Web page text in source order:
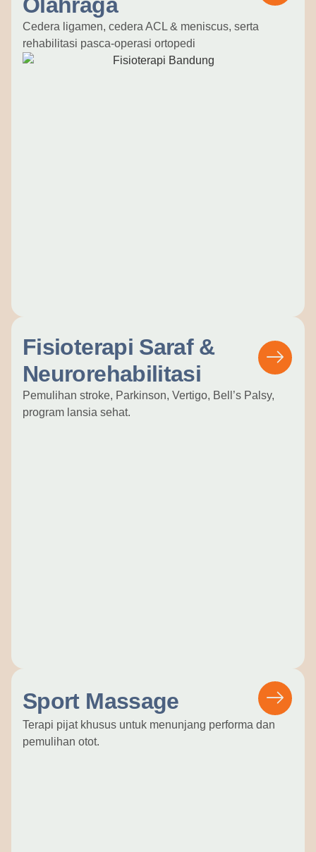
Olahraga
Cedera ligamen, cedera ACL & meniscus, serta
rehabilitasi pasca-operasi ortopedi
Fisioterapi Saraf &
Neurorehabilitasi
Pemulihan stroke, Parkinson, Vertigo, Bell’s Palsy,
program lansia sehat.
Sport Massage
Terapi pijat khusus untuk menunjang performa dan
pemulihan otot.